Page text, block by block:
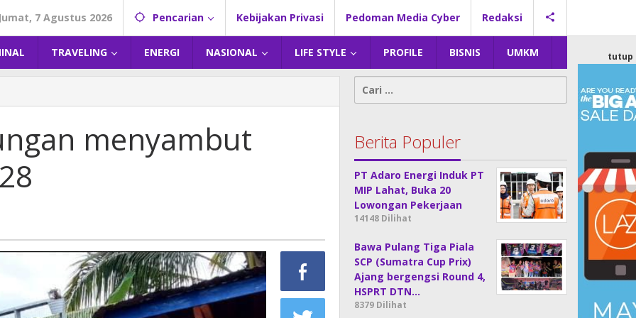
Jumat, 7 Agustus 2026 Pencarian Kebijakan Privasi Pedoman Media Cyber Redaksi
TRAVELING ENERGI NASIONAL LIFE STYLE PROFILE BISNIS UMKM tutup
menyambut
Cari
untuk:
Berita Populer
PT Adaro Energi Induk PT
MIP Lahat, Buka 20
Lowongan Pekerjaan
14148 Dilihat
Bawa Pulang Tiga Piala
SCP (Sumatra Cup Prix)
Ajang bergengsi Round 4,
HSPRT DTN…
8379 Dilihat